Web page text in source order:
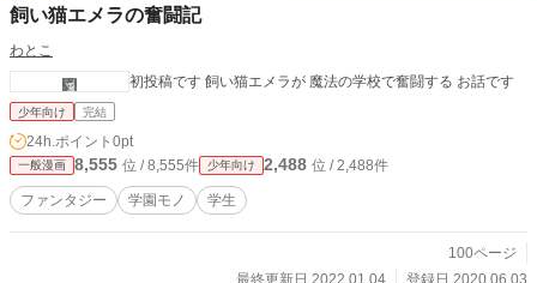
飼い猫エメラの奮闘記
わとこ
初投稿です 飼い猫エメラが 魔法の学校で奮闘する お話です
少年向け 完結
24h.ポイント 0pt
一般漫画 8,555 位 / 8,555件 少年向け 2,488 位 / 2,488件
ファンタジー 学園モノ 学生
100ページ
最終更新日 2022.01.04
登録日 2020.06.03